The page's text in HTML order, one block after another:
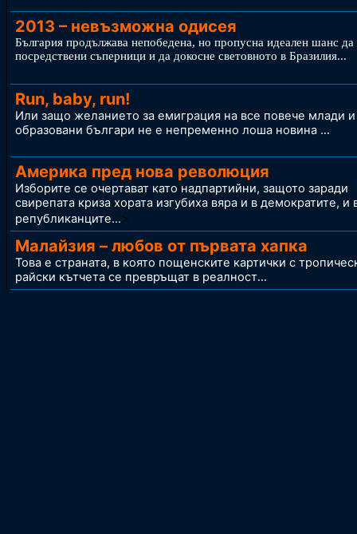
2013 – невъзможна одисея
България продължава непобедена, но пропусна идеален шанс да
посредствени съперници и да докосне световното в Бразилия...
Run, baby, run!
Или защо желанието за емиграция на все повече млади и
образовани българи не е непременно лоша новина ...
Америка пред нова революция
Изборите се очертават като надпартийни, защото заради
свирепата криза хората изгубиха вяра и в демократите, и
републиканците...>
Малайзия – любов от първата хапка
Това е страната, в която пощенските картички с
райски кътчета се превръщат в реалност...